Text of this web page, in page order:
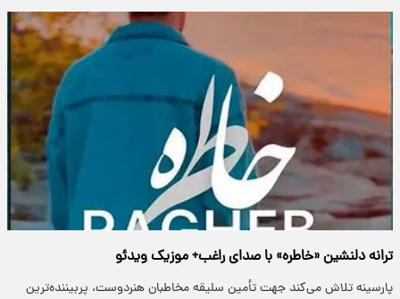
ترانه دلنشین «خاطره» با صدای راغب+ موزیک ویدئو
پارسینه تلاش می‌کند جهت تأمین سلیقه مخاطبان هنردوست، پربیننده‌ترین